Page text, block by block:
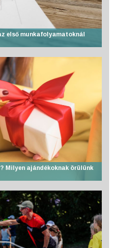
első munkafolyamatoknál
Milyen ajándékoknak örülünk